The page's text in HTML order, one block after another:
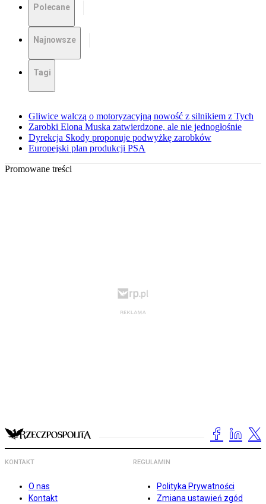
Polecane
Najnowsze
Tagi
Gliwice walczą o motoryzacyjną nowość z silnikiem z Tych
Zarobki Elona Muska zatwierdzone, ale nie jednogłośnie
Dyrekcja Skody proponuje podwyżkę zarobków
Europejski plan produkcji PSA
Promowane treści
KONTAKT
O nas
Kontakt
REGULAMIN
Polityka Prywatności
Zmiana ustawień zgód